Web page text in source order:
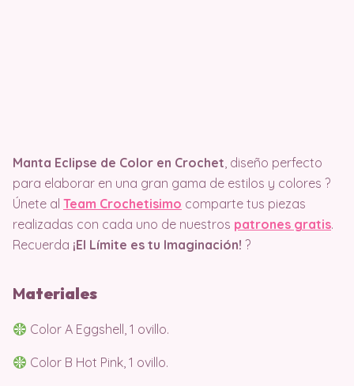
Manta Eclipse de Color en Crochet, diseño perfecto
para elaborar en una gran gama de estilos y colores ?
Únete al Team Crochetisimo comparte tus piezas
realizadas con cada uno de nuestros patrones gratis.
Recuerda ¡El Límite es tu Imaginación! ?
Materiales
Color A Eggshell, 1 ovillo.
Color B Hot Pink, 1 ovillo.